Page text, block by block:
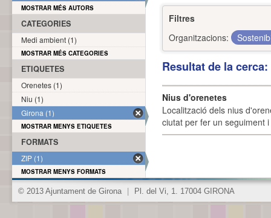
Filtres
Organitzacions:
Resultat de la
Nius d'orenetes
Localització dels nius
ciutat per fer un seguiment
MOSTRAR MÉS AUTORS
CATEGORIES
Medi ambient (1)
MOSTRAR MÉS CATEGORIES
ETIQUETES
Orenetes (1)
Niu (1)
Girona (1)
MOSTRAR MENYS ETIQUETES
FORMATS
ZIP (1)
MOSTRAR MENYS FORMATS
© 2013 Ajuntament de Girona Pl. del Vi, 1. 17004 GIRONA